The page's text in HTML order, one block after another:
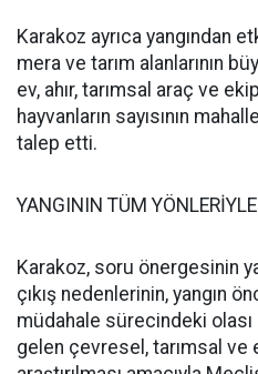
Karakoz ayrıca yangından
mera ve tarım alanlarının
ev, ahır, tarımsal araç ve
hayvanların sayısının
talep etti.
YANGININ TÜM
Karakoz, soru önergesinin
çıkış nedenlerinin, yangın
müdahale sürecindeki
gelen çevresel, tarımsal ve